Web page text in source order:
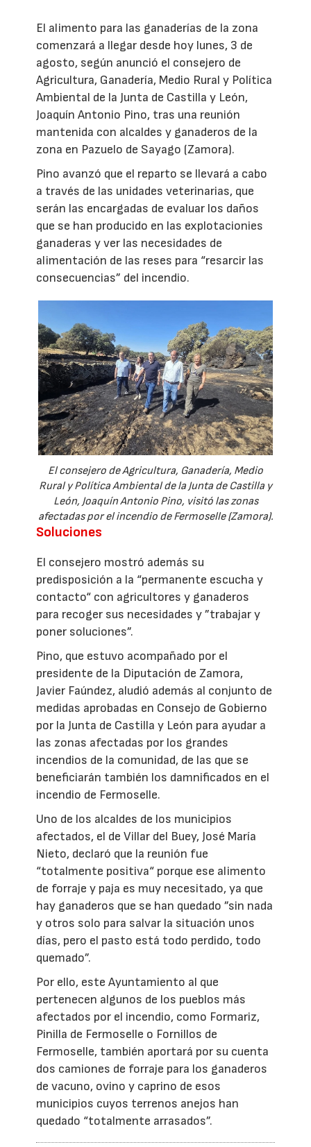
El alimento para las ganaderías de la zona
comenzará a llegar desde hoy lunes, 3 de
agosto, según anunció el consejero de
Agricultura, Ganadería, Medio Rural y Política
Ambiental de la Junta de Castilla y León,
Joaquín Antonio Pino, tras una reunión
mantenida con alcaldes y ganaderos de la
zona en Pazuelo de Sayago (Zamora).
Pino avanzó que el reparto se llevará a cabo
a través de las unidades veterinarias, que
serán las encargadas de evaluar los daños
que se han producido en las explotacionies
ganaderas y ver las necesidades de
alimentación de las reses para “resarcir las
consecuencias” del incendio.
El consejero de Agricultura, Ganadería, Medio
Rural y Política Ambiental de la Junta de Castilla y
León, Joaquín Antonio Pino, visitó las zonas
afectadas por el incendio de Fermoselle (Zamora).
Soluciones
El consejero mostró además su
predisposición a la “permanente escucha y
contacto“ con agricultores y ganaderos
para recoger sus necesidades y ”trabajar y
poner soluciones”.
Pino, que estuvo acompañado por el
presidente de la Diputación de Zamora,
Javier Faúndez, aludió además al conjunto de
medidas aprobadas en Consejo de Gobierno
por la Junta de Castilla y León para ayudar a
las zonas afectadas por los grandes
incendios de la comunidad, de las que se
beneficiarán también los damnificados en el
incendio de Fermoselle.
Uno de los alcaldes de los municipios
afectados, el de Villar del Buey, José María
Nieto, declaró que la reunión fue
“totalmente positiva“ porque ese alimento
de forraje y paja es muy necesitado, ya que
hay ganaderos que se han quedado ”sin nada
y otros solo para salvar la situación unos
días, pero el pasto está todo perdido, todo
quemado”.
Por ello, este Ayuntamiento al que
pertenecen algunos de los pueblos más
afectados por el incendio, como Formariz,
Pinilla de Fermoselle o Fornillos de
Fermoselle, también aportará por su cuenta
dos camiones de forraje para los ganaderos
de vacuno, ovino y caprino de esos
municipios cuyos terrenos anejos han
quedado “totalmente arrasados”.